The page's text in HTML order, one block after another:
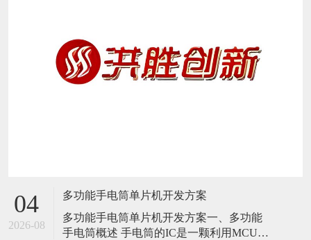
04
2026-08
多功能手电筒单片机开发方案
多功能手电筒单片机开发方案一、多功能
手电筒概述 手电筒的IC是一颗利用MCU设